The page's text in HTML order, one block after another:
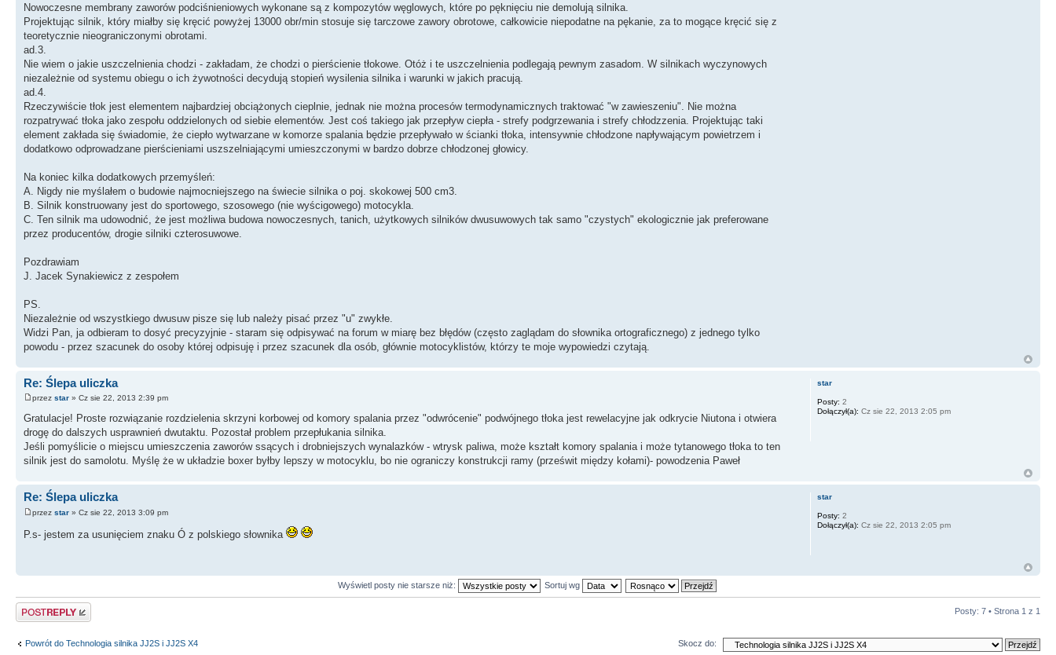
Nowoczesne membrany zaworów podciśnieniowych wykonane są z kompozytów węglowych, które po pęknięciu nie demolują silnika.
Projektując silnik, który miałby się kręcić powyżej 13000 obr/min stosuje się tarczowe zawory obrotowe, całkowicie niepodatne na pękanie, za to mogące kręcić się z
teoretycznie nieograniczonymi obrotami.
ad.3.
Nie wiem o jakie uszczelnienia chodzi - zakładam, że chodzi o pierścienie tłokowe. Otóż i te uszczelnienia podlegają pewnym zasadom. W silnikach wyczynowych
niezależnie od systemu obiegu o ich żywotności decydują stopień wysilenia silnika i warunki w jakich pracują.
ad.4.
Rzeczywiście tłok jest elementem najbardziej obciążonych cieplnie, jednak nie można procesów termodynamicznych traktować "w zawieszeniu". Nie można
rozpatrywać tłoka jako zespołu oddzielonych od siebie elementów. Jest coś takiego jak przepływ ciepła - strefy podgrzewania i strefy chłodzzenia. Projektując taki
element zakłada się świadomie, że ciepło wytwarzane w komorze spalania będzie przepływało w ścianki tłoka, intensywnie chłodzone napływającym powietrzem i
dodatkowo odprowadzane pierścieniami uszszelniającymi umieszczonymi w bardzo dobrze chłodzonej głowicy.
Na koniec kilka dodatkowych przemyśleń:
A. Nigdy nie myślałem o budowie najmocniejszego na świecie silnika o poj. skokowej 500 cm3.
B. Silnik konstruowany jest do sportowego, szosowego (nie wyścigowego) motocykla.
C. Ten silnik ma udowodnić, że jest możliwa budowa nowoczesnych, tanich, użytkowych silników dwusuwowych tak samo "czystych" ekologicznie jak preferowane
przez producentów, drogie silniki czterosuwowe.
Pozdrawiam
J. Jacek Synakiewicz z zespołem
PS.
Niezależnie od wszystkiego dwusuw pisze się lub należy pisać przez "u" zwykłe.
Widzi Pan, ja odbieram to dosyć precyzyjnie - staram się odpisywać na forum w miarę bez błędów (często zaglądam do słownika ortograficznego) z jednego tylko
powodu - przez szacunek do osoby której odpisuję i przez szacunek dla osób, głównie motocyklistów, którzy te moje wypowiedzi czytają.
Re: Ślepa uliczka
przez star » Cz sie 22, 2013 2:39 pm
Gratulacje! Proste rozwiązanie rozdzielenia skrzyni korbowej od komory spalania przez "odwrócenie" podwójnego tłoka jest rewelacyjne jak odkrycie Niutona i otwiera
drogę do dalszych usprawnień dwutaktu. Pozostał problem przepłukania silnika.
Jeśli pomyślicie o miejscu umieszczenia zaworów ssących i drobniejszych wynalazków - wtrysk paliwa, może kształt komory spalania i może tytanowego tłoka to ten
silnik jest do samolotu. Myślę że w układzie boxer byłby lepszy w motocyklu, bo nie ograniczy konstrukcji ramy (prześwit między kołami)- powodzenia Paweł
star
Posty: 2
Dołączył(a): Cz sie 22, 2013 2:05 pm
Re: Ślepa uliczka
przez star » Cz sie 22, 2013 3:09 pm
P.s- jestem za usunięciem znaku Ó z polskiego słownika
star
Posty: 2
Dołączył(a): Cz sie 22, 2013 2:05 pm
Wyświetl posty nie starsze niż: Sortuj wg
Odpowiedz Posty: 7 • Strona 1 z 1
Powrót do Technologia silnika JJ2S i JJ2S X4 Skocz do: